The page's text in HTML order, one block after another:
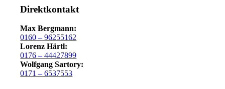
Direktkontakt
Max Bergmann:
0160 – 96255162
Lorenz Härtl:
0176 – 44427899‬
Wolfgang Sartory:
0171 – 6537553